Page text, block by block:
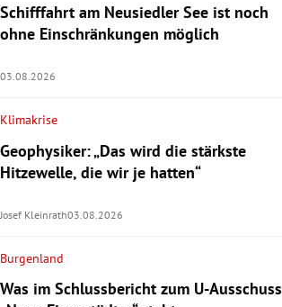
Schifffahrt am Neusiedler See ist noch
ohne Einschränkungen möglich
03.08.2026
Klimakrise
Geophysiker: „Das wird die stärkste
Hitzewelle, die wir je hatten“
Josef Kleinrath03.08.2026
Burgenland
Was im Schlussbericht zum U-Ausschuss